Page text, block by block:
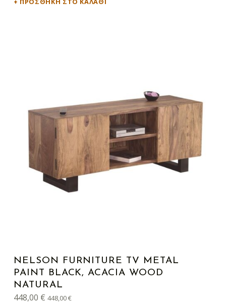
NELSON FURNITURE TV METAL
PAINT BLACK, ACACIA WOOD
NATURAL
448,00 € 448,00€